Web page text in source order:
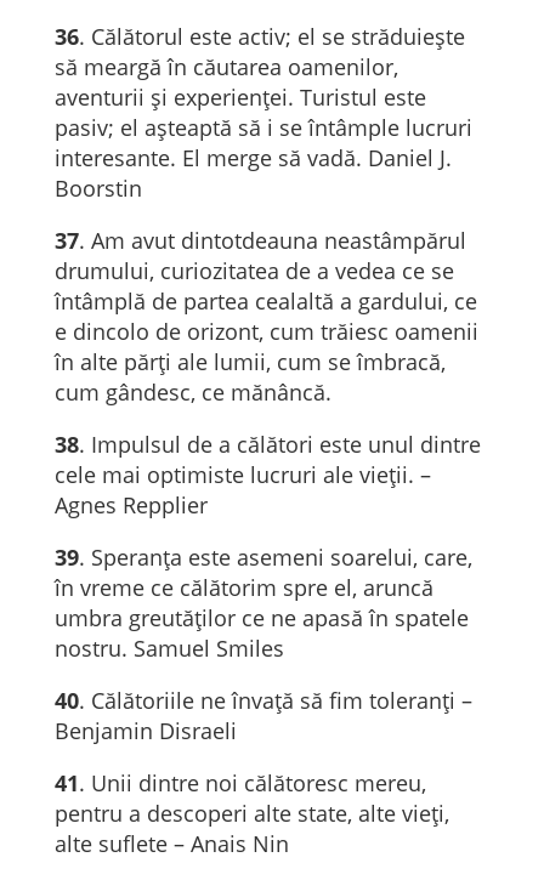
36. Călătorul este activ; el se străduiește
să meargă în căutarea oamenilor,
aventurii și experienței. Turistul este
pasiv; el așteaptă să i se întâmple lucruri
interesante. El merge să vadă. Daniel J.
Boorstin
37. Am avut dintotdeauna neastâmpărul
drumului, curiozitatea de a vedea ce se
întâmplă de partea cealaltă a gardului, ce
e dincolo de orizont, cum trăiesc oamenii
în alte părţi ale lumii, cum se îmbracă,
cum gândesc, ce mănâncă.
38. Impulsul de a călători este unul dintre
cele mai optimiste lucruri ale vieţii. –
Agnes Repplier
39. Speranța este asemeni soarelui, care,
în vreme ce călătorim spre el, aruncă
umbra greutăților ce ne apasă în spatele
nostru. Samuel Smiles
40. Călătoriile ne învaţă să fim toleranţi –
Benjamin Disraeli
41. Unii dintre noi călătoresc mereu,
pentru a descoperi alte state, alte vieți,
alte suflete – Anais Nin